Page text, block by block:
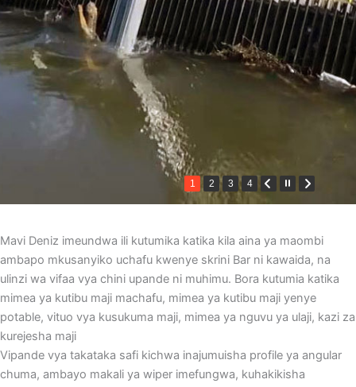
1 2 3 4
Mavi Deniz imeundwa ili kutumika katika kila aina ya maombi
ambapo mkusanyiko uchafu kwenye skrini Bar ni kawaida, na
ulinzi wa vifaa vya chini upande ni muhimu. Bora kutumia katika
mimea ya kutibu maji machafu, mimea ya kutibu maji yenye
potable, vituo vya kusukuma maji, mimea ya nguvu ya ulaji, kazi za
kurejesha maji
Vipande vya takataka safi kichwa inajumuisha profile ya angular
chuma, ambayo makali ya wiper imefungwa, kuhakikisha